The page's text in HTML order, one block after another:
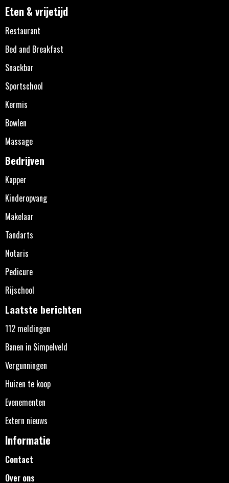
Eten & vrijetijd
Restaurant
Bed and Breakfast
Snackbar
Sportschool
Kermis
Bowlen
Massage
Bedrijven
Kapper
Kinderopvang
Makelaar
Tandarts
Notaris
Pedicure
Rijschool
Laatste berichten
112 meldingen
Banen in Simpelveld
Vergunningen
Huizen te koop
Evenementen
Extern nieuws
Informatie
Contact
Over ons